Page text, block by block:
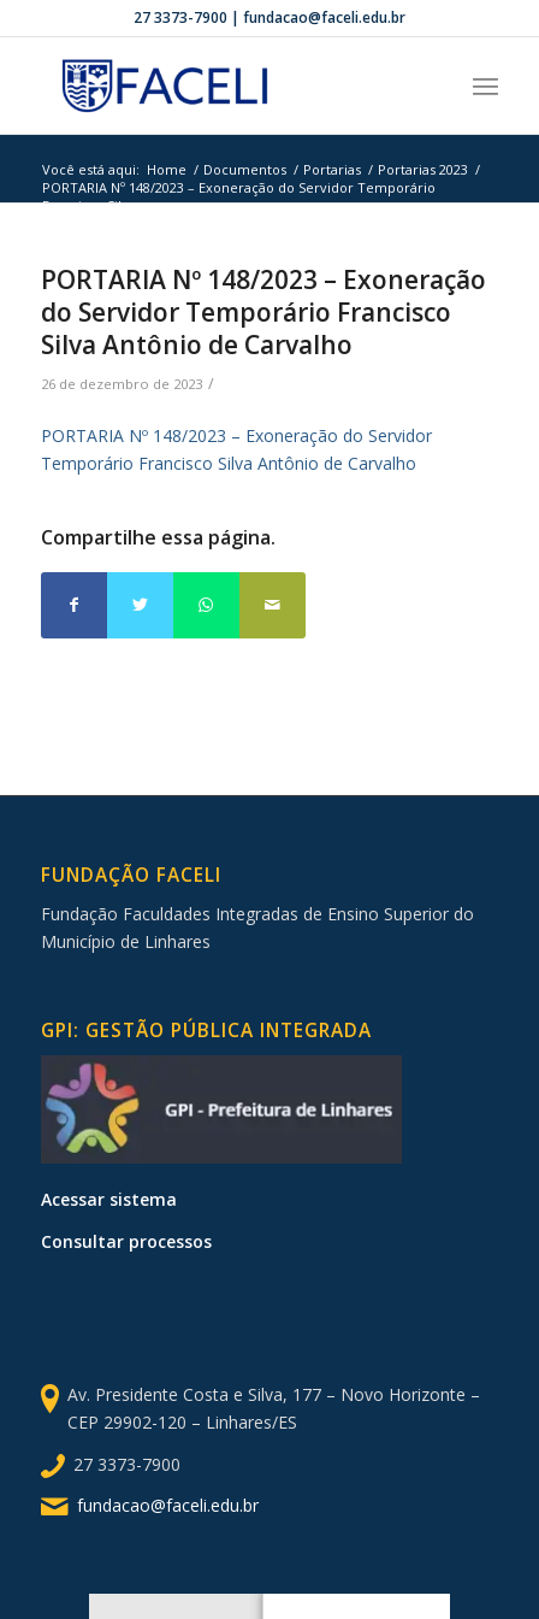
27 3373-7900 | fundacao@faceli.edu.br
Você está aqui: Home / Documentos / Portarias / Portarias 2023 /
PORTARIA Nº 148/2023 – Exoneração do Servidor Temporário
Francisco Sil...
PORTARIA Nº 148/2023 – Exoneração
do Servidor Temporário Francisco
Silva Antônio de Carvalho
26 de dezembro de 2023 /
PORTARIA Nº 148/2023 – Exoneração do Servidor
Temporário Francisco Silva Antônio de Carvalho
Compartilhe essa página.
FUNDAÇÃO FACELI
Fundação Faculdades Integradas de Ensino Superior do
Município de Linhares
GPI: GESTÃO PÚBLICA INTEGRADA
Acessar sistema
Consultar processos
Av. Presidente Costa e Silva, 177 – Novo Horizonte –
CEP 29902-120 – Linhares/ES
27 3373-7900
fundacao@faceli.edu.br